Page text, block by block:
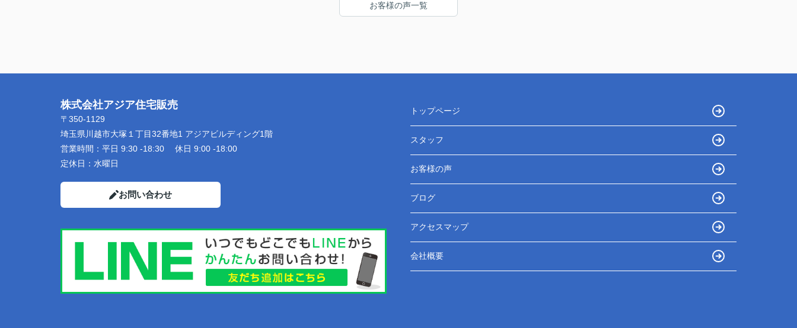
お客様の声一覧
株式会社アジア住宅販売
〒350-1129
埼玉県川越市大塚１丁目32番地1 アジアビルディング1階
営業時間： 平日 9:30 -18:30 休日 9:00 -18:00
定休日： 水曜日
お問い合わせ
トップページ
スタッフ
お客様の声
ブログ
アクセスマップ
会社概要